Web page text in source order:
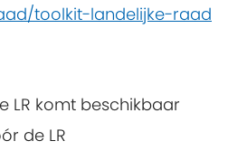
toolkit-landelijke-raad
LR komt beschikbaar
de LR